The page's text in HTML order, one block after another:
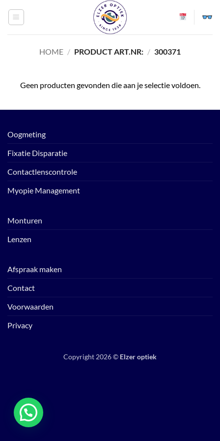
naar
HOME / PRODUCT ART.NR: / 300371
Geen producten gevonden die aan je selectie voldoen.
Oogmeting
Fixatie Disparatie
Contactlenscontrole
Myopie Management
Monturen
Lenzen
Afspraak maken
Contact
Voorwaarden
Privacy
Copyright 2026 © Elzer optiek